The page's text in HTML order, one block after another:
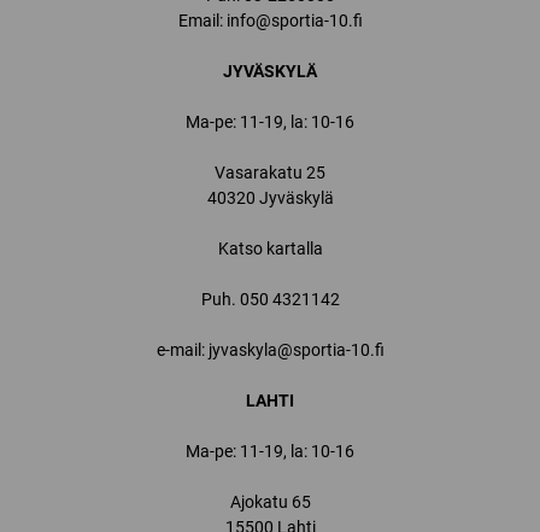
Email: info@sportia-10.fi
JYVÄSKYLÄ
Ma-pe: 11-19, la: 10-16
Vasarakatu 25
40320 Jyväskylä
Katso kartalla
Puh. 050 4321142
e-mail: jyvaskyla@sportia-10.fi
LAHTI
Ma-pe: 11-19, la: 10-16
Ajokatu 65
15500 Lahti